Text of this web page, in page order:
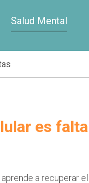
Salud Mental
es falta
a recuperar el